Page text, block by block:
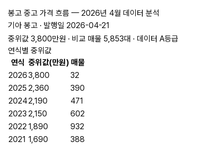
봉고 중고 가격 흐름 — 2026년 4월 데이터 분석
기아 봉고 · 발행일 2026-04-21
중위값 3,800만원 · 비교 매물 5,853대 · 데이터 A등급
연식별 중위값
연식 중위값(만원) 매물
20263,800
32
2025 2,360
390
20242,190
471
2023 2,150
602
2022 1,890
932
2021 1,690
388